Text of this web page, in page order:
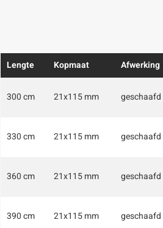
Lengte Kopmaat Afwerking
300 cm 21x115 mm geschaafd
330 cm 21x115 mm geschaafd
360 cm 21x115 mm geschaafd
390 cm 21x115 mm geschaafd